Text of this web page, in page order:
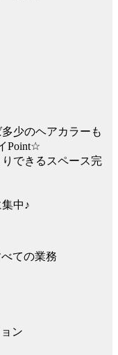
少のヘアカラーも
Point☆
できるスペース完
中♪
ての業務